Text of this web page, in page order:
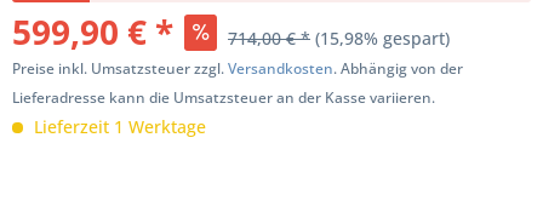
599,90 € * 714,00 € * (15,98% gespart)
Preise inkl. Umsatzsteuer zzgl.Versandkosten. Abhängig von der
Lieferadresse kann die Umsatzsteuer an der Kasse variieren.
Lieferzeit 1 Werktage